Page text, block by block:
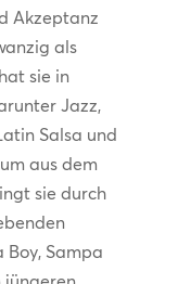
Akzeptanz
als
sie in
Jazz,
Salsa und
aus dem
sie durch
Boy, Sampa